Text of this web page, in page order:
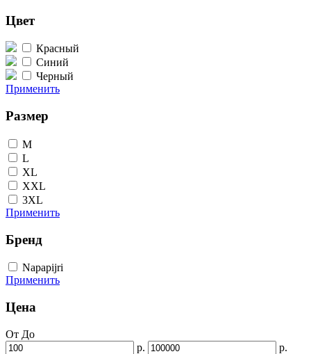
Цвет
Красный
Синий
Черный
Применить
Размер
M
L
XL
XXL
3XL
Применить
Бренд
Napapijri
Применить
Цена
От До
р.
р.